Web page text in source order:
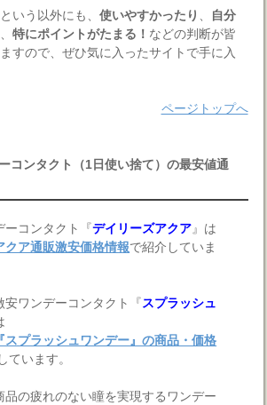
いう以外にも、使いやすかったり
自分
、特にポイントがたまる！ などの判断が皆
すので、ぜひ気に入ったサイトで手に入
ページトップへ
コンタクト（1日使い捨て）の最安値通
ーコンタクト『デイリーズアクア』は
クア通販激安価格情報で紹介していま
安ワンデーコンタクト『スプラッシュ
スプラッシュワンデー』の商品・価格
ています。
品の疲れのない瞳を実現するワンデー